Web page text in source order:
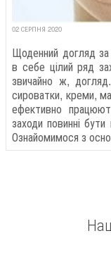
02 СЕРПНЯ 2020
Щоденний догляд
в себе цілий ряд
звичайно ж,
сироватки, креми,
ефективно
заходи повинні
Ознайомимося з